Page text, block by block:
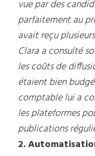
vue par des
parfaitement au
avait reçu
Clara a consulté
les coûts de
étaient bien
comptable lui a
les plateformes
publications
2.